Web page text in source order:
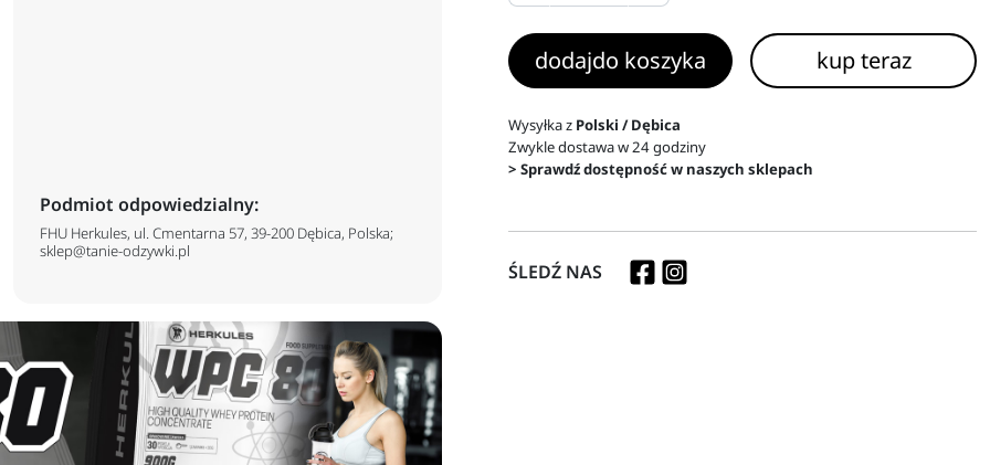
Podmiot odpowiedzialny:
FHU Herkules, ul. Cmentarna 57, 39-200 Dębica, Polska;
sklep@tanie-odzywki.pl
dodajdo koszyka kup teraz
Wysyłka z Polski / Dębica
Zwykle dostawa w 24 godziny
> Sprawdź dostępność w naszych sklepach
ŚLEDŹ NAS